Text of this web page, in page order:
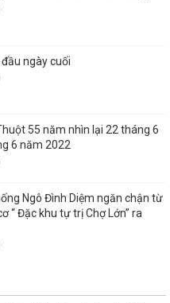
ngày cuối
55 năm nhìn lại 22 tháng 6
6 năm 2022
Ngô Đình Diệm ngăn chận từ
“ Đặc khu tự trị Chợ Lớn” ra